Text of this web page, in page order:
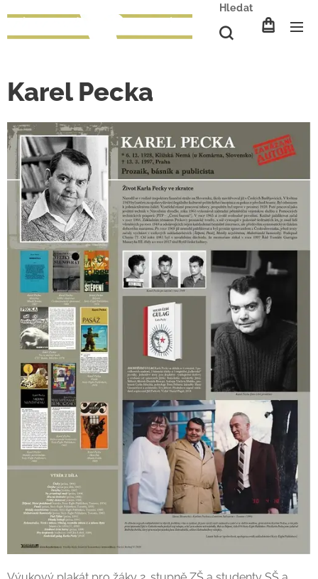
Hledat
Karel Pecka